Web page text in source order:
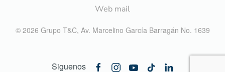
Web mail
© 2026 Grupo T&C, Av. Marcelino García Barragán No. 1639
Siguenos